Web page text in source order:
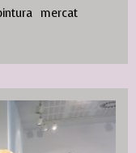
mercat